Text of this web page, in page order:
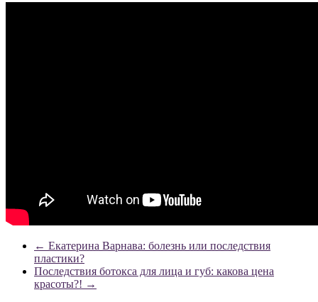
← Екатерина Варнава: болезнь или последствия
пластики?
Последствия ботокса для лица и губ: какова цена
красоты?! →